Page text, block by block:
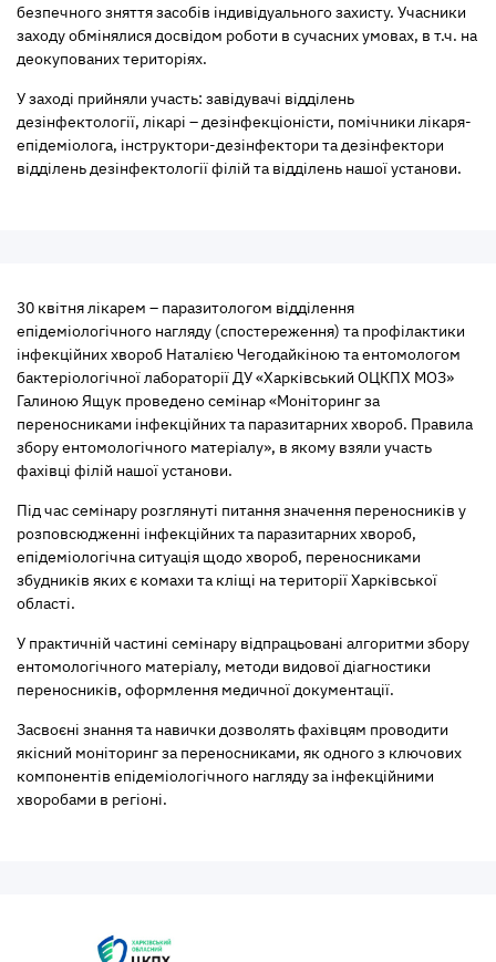
безпечного зняття засобів індивідуального захисту. Учасники
заходу обмінялися досвідом роботи в сучасних умовах, в т.ч. на
деокупованих територіях.
У заході прийняли участь: завідувачі відділень
дезінфектології, лікарі – дезінфекціоністи, помічники лікаря-
епідеміолога, інструктори-дезінфектори та дезінфектори
відділень дезінфектології філій та відділень нашої установи.
30 квітня лікарем – паразитологом відділення
епідеміологічного нагляду (спостереження) та профілактики
інфекційних хвороб Наталією Чегодайкіною та ентомологом
бактеріологічної лабораторії ДУ «Харківський ОЦКПХ МОЗ»
Галиною Ящук проведено семінар «Моніторинг за
переносниками інфекційних та паразитарних хвороб. Правила
збору ентомологічного матеріалу», в якому взяли участь
фахівці філій нашої установи.
Під час семінару розглянуті питання значення переносників у
розповсюдженні інфекційних та паразитарних хвороб,
епідеміологічна ситуація щодо хвороб, переносниками
збудників яких є комахи та кліщі на території Харківської
області.
У практичній частині семінару відпрацьовані алгоритми збору
ентомологічного матеріалу, методи видової діагностики
переносників, оформлення медичної документації.
Засвоєні знання та навички дозволять фахівцям проводити
якісний моніторинг за переносниками, як одного з ключових
компонентів епідеміологічного нагляду за інфекційними
хворобами в регіоні.